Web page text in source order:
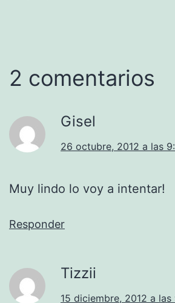
2 comentarios
Gisel
26 octubre, 2012 a las
Muy lindo lo voy a intentar!
Responder
Tizzii
15 diciembre, 2012 a